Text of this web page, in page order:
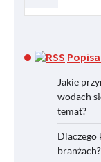
Jakie
wodach
temat?
Dlaczego
branżach?